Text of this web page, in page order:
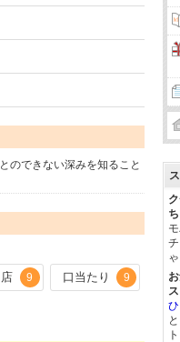
のできない深みを知ること
店 9 口当たり 9